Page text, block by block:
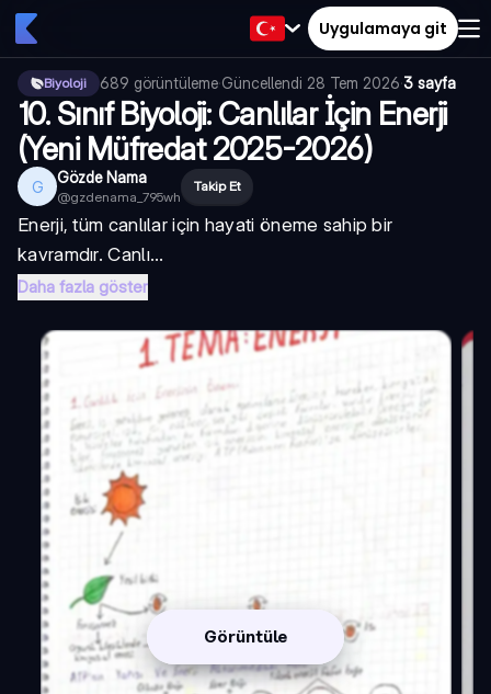
Uygulamaya git
Biyoloji 689 görüntüleme·Güncellendi 28 Tem 2026·3 sayfa
10. Sınıf Biyoloji: Canlılar İçin Enerji
(Yeni Müfredat 2025-2026)
G Gözde Nama
@gzdenama_795wh
Takip Et
Enerji, tüm canlılar için hayati öneme sahip bir
kavramdır. Canlı...
Daha fazla göster
Görüntüle